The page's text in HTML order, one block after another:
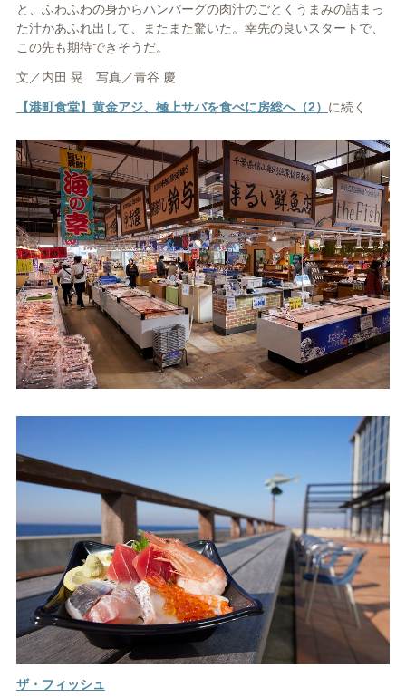
と、ふわふわの身からハンバーグの肉汁のごとくうまみの詰まっ
た汁があふれ出して、またまた驚いた。幸先の良いスタートで、
この先も期待できそうだ。
文／内田 晃 写真／青谷 慶
【港町食堂】黄金アジ、極上サバを食べに房総へ（2） に続く
ザ・フィッシュ